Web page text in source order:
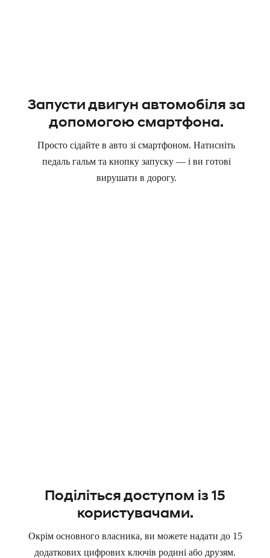
Запусти двигун автомобіля за
допомогою смартфона.
Просто сідайте в авто зі смартфоном. Натисніть
педаль гальм та кнопку запуску — і ви готові
вирушати в дорогу.
Поділіться доступом із 15
користувачами.
Окрім основного власника, ви можете надати до 15
додаткових цифрових ключів родині або друзям.